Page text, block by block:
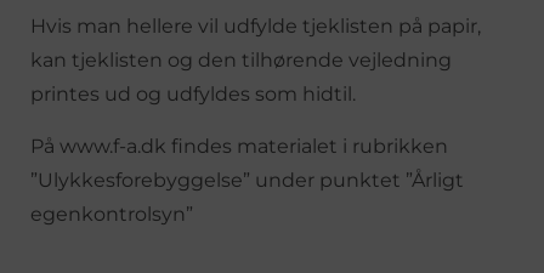
Hvis man hellere vil udfylde tjeklisten på papir,
kan tjeklisten og den tilhørende vejledning
printes ud og udfyldes som hidtil.
På www.f-a.dk findes materialet i rubrikken
”Ulykkesforebyggelse” under punktet ”Årligt
egenkontrolsyn”